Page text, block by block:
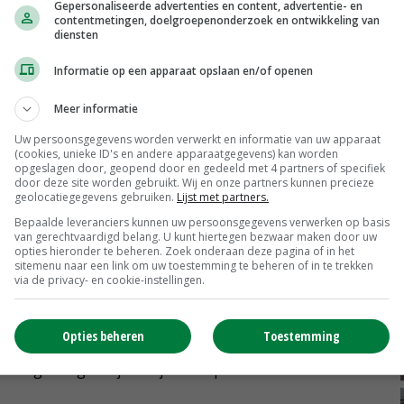
van de mijt. 'Het voorkomen van
preventieve maatregelen.'
en hun adviseurs volop gebruikmaken van de
verbaasd, gelet op de negatieve effecten van
checklist bijgesteld in de loop der jaren.
overbrengers zijn van vogelmijten naar
vogelmijten dan in kippenstallen. Mensen
zijn. Ook is het zaak om te beginnen met
om garanties bij de opfokker', adviseert Mul.
is ook een belangrijk punt bij de preventie van
reinigen zijn. Als je maar probeert de stal zo
Gepersonaliseerde advertenties en content, advertentie- en
contentmetingen, doelgroepenonderzoek en ontwikkeling van
diensten
Informatie op een apparaat opslaan en/of openen
Meer informatie
Uw persoonsgegevens worden verwerkt en informatie van uw apparaat
(cookies, unieke ID's en andere apparaatgegevens) kan worden
opgeslagen door, geopend door en gedeeld met 4 partners of specifiek
door deze site worden gebruikt. Wij en onze partners kunnen precieze
geolocatiegegevens gebruiken. Lijst met partners.
Bepaalde leveranciers kunnen uw persoonsgegevens verwerken op basis
van gerechtvaardigd belang. U kunt hiertegen bezwaar maken door uw
opties hieronder te beheren. Zoek onderaan deze pagina of in het
sitemenu naar een link om uw toestemming te beheren of in te trekken
via de privacy- en cookie-instellingen.
Toestemming
Opties beheren